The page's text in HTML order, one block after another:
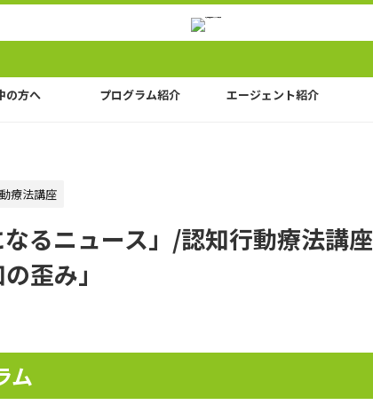
の方へ プログラム紹介 エージェント紹介
療法講座
るニュース」/認知行動療法講座
歪み」
ム